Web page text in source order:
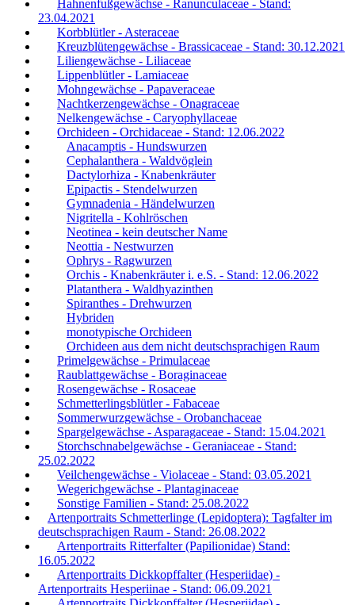
Hahnenfußgewächse - Ranunculaceae - Stand:
23.04.2021
Korbblütler - Asteraceae
Kreuzblütengewächse - Brassicaceae - Stand: 30.12.2021
Liliengewächse - Liliaceae
Lippenblütler - Lamiaceae
Mohngewächse - Papaveraceae
Nachtkerzengewächse - Onagraceae
Nelkengewächse - Caryophyllaceae
Orchideen - Orchidaceae - Stand: 12.06.2022
Anacamptis - Hundswurzen
Cephalanthera - Waldvöglein
Dactylorhiza - Knabenkräuter
Epipactis - Stendelwurzen
Gymnadenia - Händelwurzen
Nigritella - Kohlröschen
Neotinea - kein deutscher Name
Neottia - Nestwurzen
Ophrys - Ragwurzen
Orchis - Knabenkräuter i. e.S. - Stand: 12.06.2022
Platanthera - Waldhyazinthen
Spiranthes - Drehwurzen
Hybriden
monotypische Orchideen
Orchideen aus dem nicht deutschsprachigen Raum
Primelgewächse - Primulaceae
Raublattgewächse - Boraginaceae
Rosengewächse - Rosaceae
Schmetterlingsblütler - Fabaceae
Sommerwurzgewächse - Orobanchaceae
Spargelgewächse - Asparagaceae - Stand: 15.04.2021
Storchschnabelgewächse - Geraniaceae - Stand:
25.02.2022
Veilchengewächse - Violaceae - Stand: 03.05.2021
Wegerichgewächse - Plantaginaceae
Sonstige Familien - Stand: 25.08.2022
Artenportraits Schmetterlinge (Lepidoptera): Tagfalter im
deutschsprachigen Raum - Stand: 26.08.2022
Artenportraits Ritterfalter (Papilionidae) Stand:
16.05.2022
Artenportraits Dickkopffalter (Hesperiidae) -
Artenportraits Hesperiinae - Stand: 06.09.2021